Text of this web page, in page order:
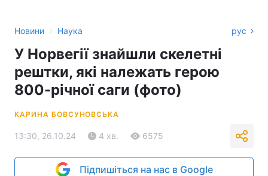
Новини › Наука рус
У Норвегії знайшли скелетні
рештки, які належать герою
800-річної саги (фото)
КАРИНА БОВСУНОВСЬКА
13:30, 26.10.24 4 хв. 6575
Підпишіться на нас в Google